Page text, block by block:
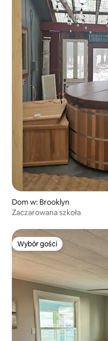
Dom w: Brooklyn
Zaczarowana szkoła
Wybór gości
Wybór gości